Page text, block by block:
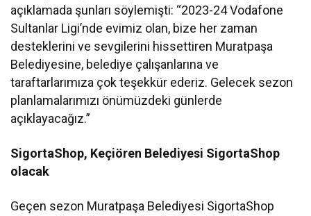
açıklamada şunları söylemişti: “2023-24 Vodafone
Sultanlar Ligi’nde evimiz olan, bize her zaman
desteklerini ve sevgilerini hissettiren Muratpaşa
Belediyesine, belediye çalışanlarına ve
taraftarlarımıza çok teşekkür ederiz. Gelecek sezon
planlamalarımızı önümüzdeki günlerde
açıklayacağız.”
SigortaShop, Keçiören Belediyesi SigortaShop
olacak
Geçen sezon Muratpaşa Belediyesi SigortaShop